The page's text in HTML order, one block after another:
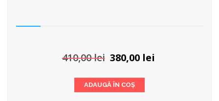
410,00lei Prețul
a
fost:
380,00 lei
ADAUGĂ ÎN COȘ